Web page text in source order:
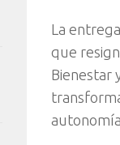
La
que
Bienestar